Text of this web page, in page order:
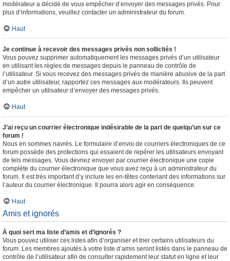
modérateur a décidé de vous empêcher d’envoyer des messages privés. Pour
plus d’informations, veuillez contacter un administrateur du forum.
Haut
Je continue à recevoir des messages privés non sollicités !
Vous pouvez supprimer automatiquement les messages privés d’un utilisateur
en utilisant les règles de messages depuis le panneau de contrôle de
l’utilisateur. Si vous recevez des messages privés de manière abusive de la part
d’un autre utilisateur, rapportez ces messages aux modérateurs. Ils peuvent
empêcher un utilisateur d’envoyer des messages privés.
Haut
J’ai reçu un courrier électronique indésirable de la part de quelqu’un sur ce
forum !
Nous en sommes navrés. Le formulaire d’envoi de courriers électroniques de ce
forum possède des protections qui essaient de repérer les utilisateurs envoyant
de tels messages. Vous devriez envoyer par courrier électronique une copie
complète du courrier électronique que vous avez reçu à un administrateur du
forum. Il est très important d’y inclure les en-têtes contenant des informations sur
l’auteur du courrier électronique. Il pourra alors agir en conséquence.
Haut
Amis et ignorés
À quoi sert ma liste d’amis et d’ignorés ?
Vous pouvez utiliser ces listes afin d’organiser et trier certains utilisateurs du
forum. Les membres ajoutés à votre liste d’amis seront listés dans le panneau de
contrôle de l’utilisateur afin de consulter rapidement leur statut en ligne et leur